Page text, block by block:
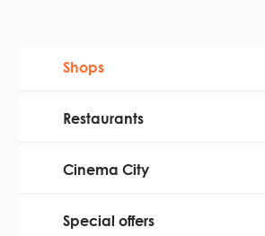
Shops
Restaurants
Cinema City
Special offers